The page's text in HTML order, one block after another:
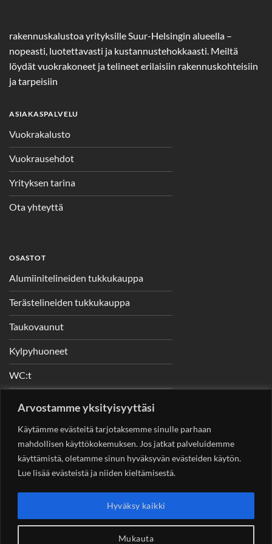
Arvostamme yksityisyyttäsi
Käytämme evästeitä tarjotaksemme sinulle parhaan
mahdollisen käyttökokemuksen. Jos jatkat palveluidemme
käyttämistä, oletamme sinun hyväksyvän evästeiden käytön.
Lue lisää evästeistä ja niiden kieltämisestä.
Mukauta
Hyväksy kaikki
rakennuskalustoa yrityksille Suur-Helsingin alueella –
nopeasti, luotettavasti ja kustannustehokkaasti. Meiltä
löydät vuokrakoneet ja telineet erilaisiin rakennuskohteisiin
ja tarpeisiin
ASIAKASPALVELU
Vuokrakalusto
Vuokrausehdot
Yrityksen tarina
Ota yhteyttä
OSASTOT
Alumiinitelineiden tukkukauppa
Terästelineiden tukkukauppa
Taukovaunut
Kylpyhuoneet
WC:t
Nostimet
YHTEYSTIEDOT
Helsingin Rakennuskonevuokraus OySotungintie 449,
00890 Helsinki 0400 99 53 63
asiakaspalvelu@rakennuskonevuokraus.fi